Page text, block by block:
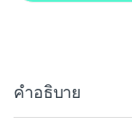
คำอธิบาย